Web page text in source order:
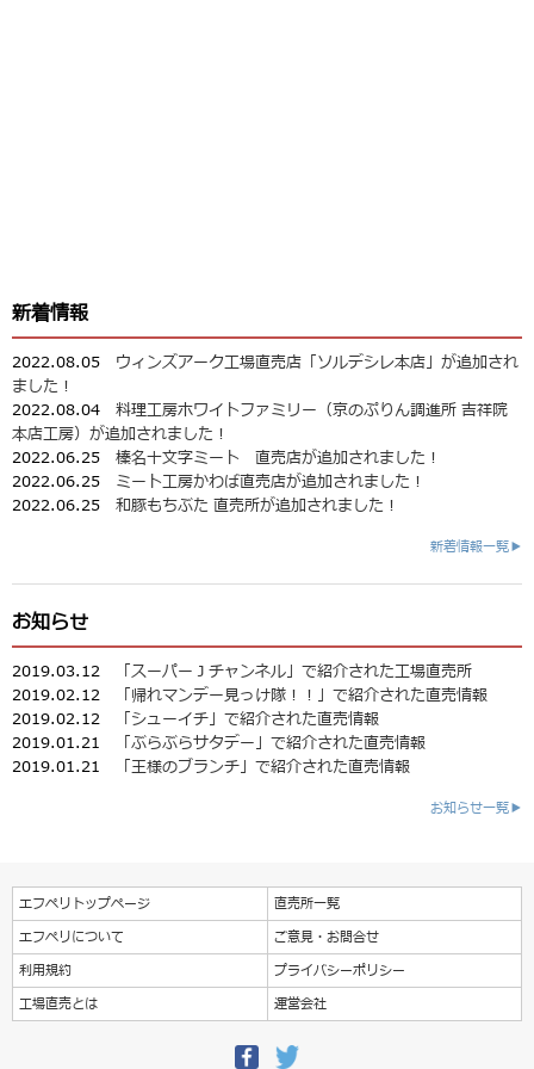
新着情報
2022.08.05 ウィンズアーク工場直売店「ソルデシレ本店」が追加され
ました！
2022.08.04 料理工房ホワイトファミリー（京のぷりん調進所 吉祥院
本店工房）が追加されました！
2022.06.25 榛名十文字ミート 直売店が追加されました！
2022.06.25 ミート工房かわば直売店が追加されました！
2022.06.25 和豚もちぶた 直売所が追加されました！
新着情報一覧▶
お知らせ
2019.03.12
「スーパーＪチャンネル」で紹介された工場直売所
2019.02.12
「帰れマンデー見っけ隊！！」で紹介された直売情報
2019.02.12
「シューイチ」で紹介された直売情報
2019.01.21
「ぶらぶらサタデー」で紹介された直売情報
2019.01.21
「王様のブランチ」で紹介された直売情報
お知らせ一覧▶
エフペリトップページ
直売所一覧
エフペリについて
ご意見・お問合せ
利用規約
プライバシーポリシー
工場直売とは
運営会社